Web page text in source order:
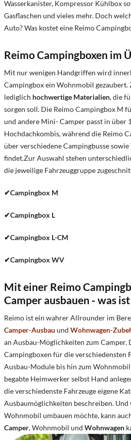
Wasserkanister, Kompressor Kühlbox
Gasflaschen und vieles mehr. Doch
Auto? Was kostet eine Reimo
Reimo Campingboxen im
Mit nur wenigen Handgriffen wird
Campingbox ein Wohnmobil gezaubert.
lediglich hochwertige Materialien, die
sorgen soll. Die Reimo Campingbox M
und andere Mini- Camper passt in über
Hochdachkombis, während die Reimo
über verschiedene Campingbusse
findet.Zur Auswahl stehen
die jeweilige Fahrzeuggruppe
✔Campingbox M
✔Campingbox L
✔Campingbox L-CM
✔Campingbox WV
Mit einer Reimo
Camper ausbauen - was
Reimo ist ein wahrer Allrounder im
Camper-Ausbau und Wohnwagen-
an Ausbau-Möglichkeiten zum Camper.
Campingboxen für die verschiedensten
Ausbau-Module bis hin zum
begabte Heimwerker selbst Hand
die verschiedenste Fahrzeuge eigene
Ausbaumöglichkeiten beschreiben. Und
Wohnmobil umbauen möchte, kann
Camper, Wohnmobil und Wohnwagen